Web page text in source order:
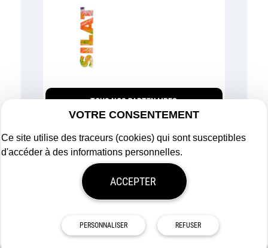
TOUS NOS PARTENAIRES
Mentions légales
Politique de confidentialité
VOTRE CONSENTEMENT
Ce site utilise des traceurs (cookies) qui sont susceptibles
d'accéder à des informations personnelles.
ACCEPTER
PERSONNALISER REFUSER